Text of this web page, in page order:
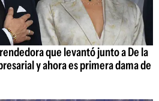
que levantó junto a De la
y ahora es primera dama de